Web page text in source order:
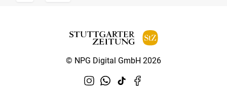
© NPG Digital GmbH 2026